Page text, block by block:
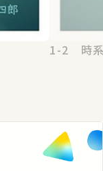
1-2 時系